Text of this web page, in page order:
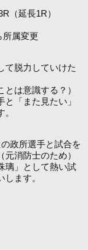
（延長1R）
属変更
て脱力していけた
とは意識する？）
「また見たい」
政所選手と試合を
消防士のため）
璃」として熱い試
ます。